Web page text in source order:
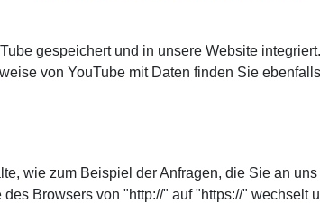
gespeichert und in unsere Website
von YouTube mit Daten finden Sie
wie zum Beispiel der Anfragen, die Sie an
Browsers von "http://" auf "https://" wechselt